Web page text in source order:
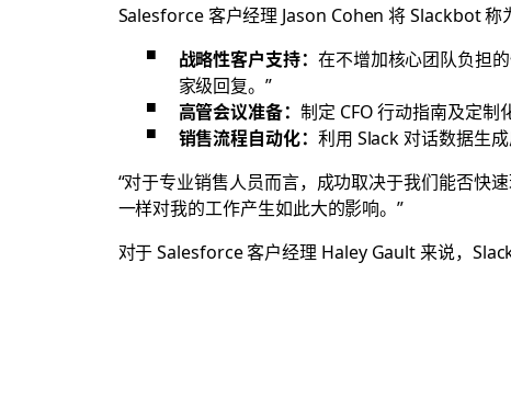
Salesforce 客户经理 Jason Cohen 将 Slackbot 称
战略性客户支持： 在不增加核心团队负担
家级回复。”
高管会议准备： 制定 CFO 行动指南及定
销售流程自动化： 利用 Slack 对话数据生
“对于专业销售人员而言，成功取决于我们能否快
一样对我的工作产生如此大的影响。”
对于 Salesforce 客户经理 Haley Gault 来说，